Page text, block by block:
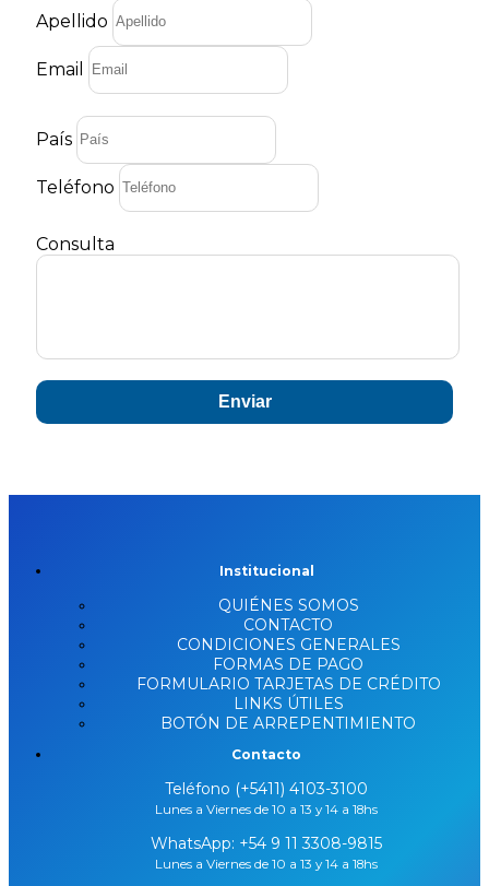
Apellido
Email
País
Teléfono
Consulta
Enviar
Institucional
QUIÉNES SOMOS
CONTACTO
CONDICIONES GENERALES
FORMAS DE PAGO
FORMULARIO TARJETAS DE CRÉDITO
LINKS ÚTILES
BOTÓN DE ARREPENTIMIENTO
Contacto
Teléfono (+5411) 4103-3100
Lunes a Viernes de 10 a 13 y 14 a 18hs
WhatsApp: +54 9 11 3308-9815
Lunes a Viernes de 10 a 13 y 14 a 18hs